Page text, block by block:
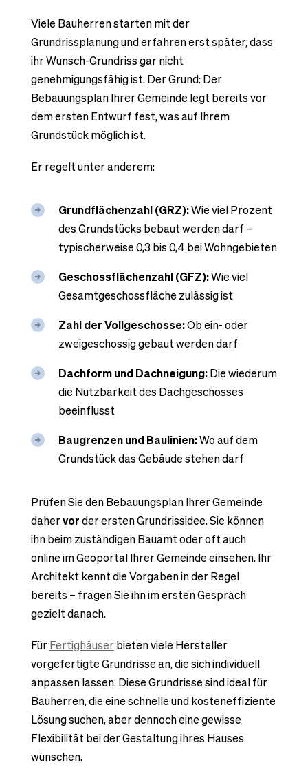
Viele Bauherren starten mit der
Grundrissplanung und erfahren erst später, dass
ihr Wunsch-Grundriss gar nicht
genehmigungsfähig ist. Der Grund: Der
Bebauungsplan Ihrer Gemeinde legt bereits vor
dem ersten Entwurf fest, was auf Ihrem
Grundstück möglich ist.
Er regelt unter anderem:
Grundflächenzahl (GRZ):Wie viel Prozent
des Grundstücks bebaut werden darf –
typischerweise 0,3 bis 0,4 bei Wohngebieten
Geschossflächenzahl (GFZ):Wie viel
Gesamtgeschossfläche zulässig ist
Zahl der Vollgeschosse:Ob ein- oder
zweigeschossig gebaut werden darf
Dachform und Dachneigung:Die wiederum
die Nutzbarkeit des Dachgeschosses
beeinflusst
Baugrenzen und Baulinien:Wo auf dem
Grundstück das Gebäude stehen darf
Prüfen Sie den Bebauungsplan Ihrer Gemeinde
dahervorder ersten Grundrissidee. Sie können
ihn beim zuständigen Bauamt oder oft auch
online im Geoportal Ihrer Gemeinde einsehen. Ihr
Architekt kennt die Vorgaben in der Regel
bereits – fragen Sie ihn im ersten Gespräch
gezielt danach.
FürFertighäuserbieten viele Hersteller
vorgefertigte Grundrisse an, die sich individuell
anpassen lassen. Diese Grundrisse sind ideal für
Bauherren, die eine schnelle und kosteneffiziente
Lösung suchen, aber dennoch eine gewisse
Flexibilität bei der Gestaltung ihres Hauses
wünschen.